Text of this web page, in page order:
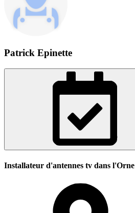
Patrick Epinette
Installateur d'antennes tv dans l'Orne